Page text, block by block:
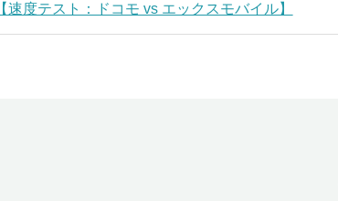
【速度テスト：ドコモ vs エックスモバイル】